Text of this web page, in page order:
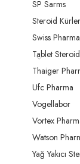
SP Sarms
Steroid
Swiss Pharma
Tablet
Thaiger
Ufc Pharma
Vogellabor
Vortex
Watson
Yağ Yakıcı